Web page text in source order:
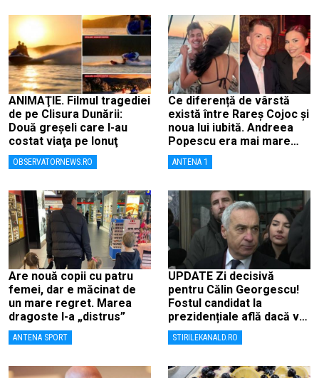
ANIMAŢIE. Filmul tragediei
de pe Clisura Dunării:
Două greşeli care l-au
costat viaţa pe Ionuţ
OBSERVATORNEWS.RO
Ce diferență de vârstă
există între Rareș Cojoc și
noua lui iubită. Andreea
Popescu era mai mare
decât el
ANTENA 1
Are nouă copii cu patru
femei, dar e măcinat de
un mare regret. Marea
dragoste l-a „distrus”
ANTENA SPORT
UPDATE Zi decisivă
pentru Călin Georgescu!
Fostul candidat la
prezidențiale află dacă va
fi judecat pentru tentativă
de lovitură de stat
STIRILEKANALD.RO